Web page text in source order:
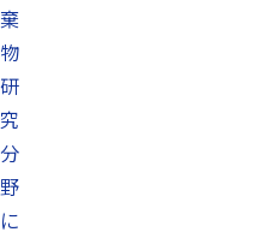
棄
物
研
究
分
野
に